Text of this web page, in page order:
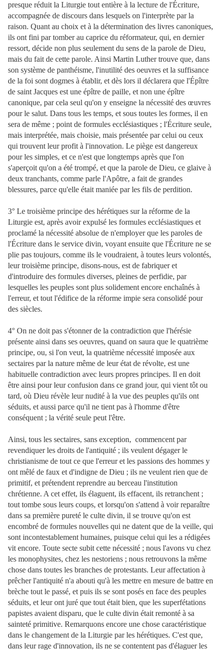
presque réduit la Liturgie tout entière à la lecture de l'Écriture,
accompagnée de discours dans lesquels on l'interprète par la
raison. Quant au choix et à la détermination des livres canoniques,
ils ont fini par tomber au caprice du réformateur, qui, en dernier
ressort, décide non plus seulement du sens de la parole de Dieu,
mais du fait de cette parole. Ainsi Martin Luther trouve que, dans
son système de panthéisme, l'inutilité des oeuvres et la suffisance
de la foi sont dogmes à établir, et dès lors il déclarera que l'Épître
de saint Jacques est une épître de paille, et non une épître
canonique, par cela seul qu'on y enseigne la nécessité des œuvres
pour le salut. Dans tous les temps, et sous toutes les formes, il en
sera de même ; point de formules ecclésiastiques ; l'Écriture seule,
mais interprétée, mais choisie, mais présentée par celui ou ceux
qui trouvent leur profit à l'innovation. Le piège est dangereux
pour les simples, et ce n'est que longtemps après que l'on
s'aperçoit qu'on a été trompé, et que la parole de Dieu, ce glaive à
deux tranchants, comme parle l'Apôtre, a fait de grandes
blessures, parce qu'elle était maniée par les fils de perdition.
3° Le troisième principe des hérétiques sur la réforme de la
Liturgie est, après avoir expulsé les formules ecclésiastiques et
proclamé la nécessité absolue de n'employer que les paroles de
l'Écriture dans le service divin, voyant ensuite que l'Écriture ne se
plie pas toujours, comme ils le voudraient, à toutes leurs volontés,
leur troisième principe, disons-nous, est de fabriquer et
d'introduire des formules diverses, pleines de perfidie, par
lesquelles les peuples sont plus solidement encore enchaînés à
l'erreur, et tout l'édifice de la réforme impie sera consolidé pour
des siècles.
4° On ne doit pas s'étonner de la contradiction que l'hérésie
présente ainsi dans ses oeuvres, quand on saura que le quatrième
principe, ou, si l'on veut, la quatrième nécessité imposée aux
sectaires par la nature même de leur état de révolte, est une
habituelle contradiction avec leurs propres principes. Il en doit
être ainsi pour leur confusion dans ce grand jour, qui vient tôt ou
tard, où Dieu révèle leur nudité à la vue des peuples qu'ils ont
séduits, et aussi parce qu'il ne tient pas à l'homme d'être
conséquent ; la vérité seule peut l'être.
Ainsi, tous les sectaires, sans exception, commencent par
revendiquer les droits de l'antiquité ; ils veulent dégager le
christianisme de tout ce que l'erreur et les passions des hommes y
ont mêlé de faux et d'indigne de Dieu ; ils ne veulent rien que de
primitif, et prétendent reprendre au berceau l'institution
chrétienne. A cet effet, ils élaguent, ils effacent, ils retranchent ;
tout tombe sous leurs coups, et lorsqu'on s'attend à voir reparaître
dans sa première pureté le culte divin, il se trouve qu'on est
encombré de formules nouvelles qui ne datent que de la veille, qui
sont incontestablement humaines, puisque celui qui les a rédigées
vit encore. Toute secte subit cette nécessité ; nous l'avons vu chez
les monophysites, chez les nestoriens ; nous retrouvons la même
chose dans toutes les branches de protestants. Leur affectation à
prêcher l'antiquité n'a abouti qu'à les mettre en mesure de battre en
brèche tout le passé, et puis ils se sont posés en face des peuples
séduits, et leur ont juré que tout était bien, que les superfétations
papistes avaient disparu, que le culte divin était remonté à sa
sainteté primitive. Remarquons encore une chose caractéristique
dans le changement de la Liturgie par les hérétiques. C'est que,
dans leur rage d'innovation, ils ne se contentent pas d'élaguer les